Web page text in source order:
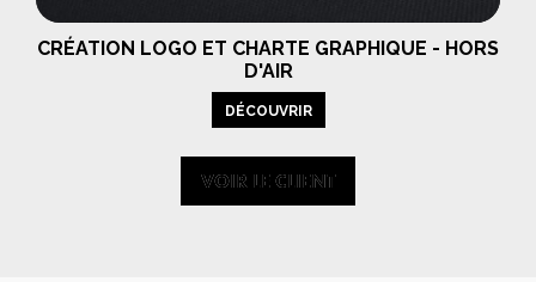
CRÉATION LOGO ET CHARTE GRAPHIQUE - HORS
D'AIR
DÉCOUVRIR
VOIR LE CLIENT
VOIR LE CLIENT